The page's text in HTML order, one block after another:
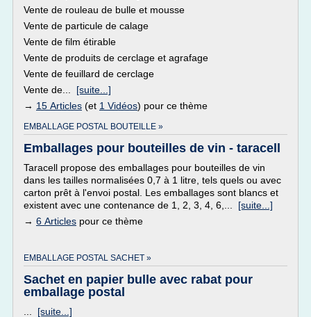
Vente de rouleau de bulle et mousse
Vente de particule de calage
Vente de film étirable
Vente de produits de cerclage et agrafage
Vente de feuillard de cerclage
Vente de... [suite...]
→ 15 Articles (et 1 Vidéos) pour ce thème
EMBALLAGE POSTAL BOUTEILLE »
Emballages pour bouteilles de vin - taracell
Taracell propose des emballages pour bouteilles de vin
dans les tailles normalisées 0,7 à 1 litre, tels quels ou avec
carton prêt à l'envoi postal. Les emballages sont blancs et
existent avec une contenance de 1, 2, 3, 4, 6,... [suite...]
→ 6 Articles pour ce thème
EMBALLAGE POSTAL SACHET »
Sachet en papier bulle avec rabat pour
emballage postal
[suite...]